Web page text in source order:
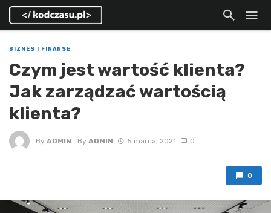
BIZNES I FINANSE
Czym jest wartość klienta?
Jak zarządzać wartością
klienta?
By ADMIN ByADMIN 5 marca, 2021 0
0